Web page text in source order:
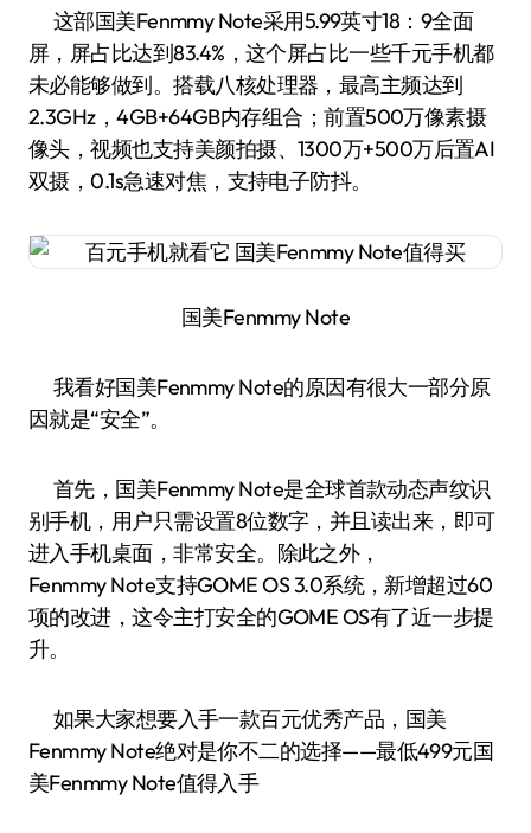
这部国美Fenmmy Note采用5.99英寸18：9全面
屏，屏占比达到83.4%，这个屏占比一些千元手机都
未必能够做到。搭载八核处理器，最高主频达到
2.3GHz，4GB+64GB内存组合；前置500万像素摄
像头，视频也支持美颜拍摄、1300万+500万后置AI
双摄，0.1s急速对焦，支持电子防抖。
国美Fenmmy Note
我看好国美Fenmmy Note的原因有很大一部分原
因就是“安全”。
首先，国美Fenmmy Note是全球首款动态声纹识
别手机，用户只需设置8位数字，并且读出来，即可
进入手机桌面，非常安全。除此之外，
Fenmmy Note支持GOME OS 3.0系统，新增超过60
项的改进，这令主打安全的GOME OS有了近一步提
升。
如果大家想要入手一款百元优秀产品，国美
Fenmmy Note绝对是你不二的选择——最低499元国
美Fenmmy Note值得入手